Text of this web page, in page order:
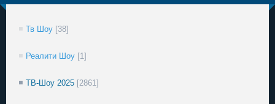
Тв Шоу [38]
Реалити Шоу [1]
ТВ-Шоу 2025 [2861]